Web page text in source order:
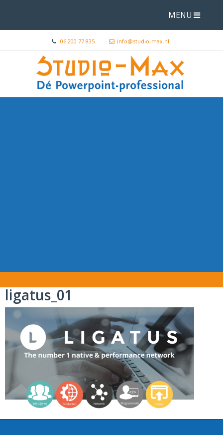
MENU
06 200 77 835 info@studio-max.nl
ligatus_01